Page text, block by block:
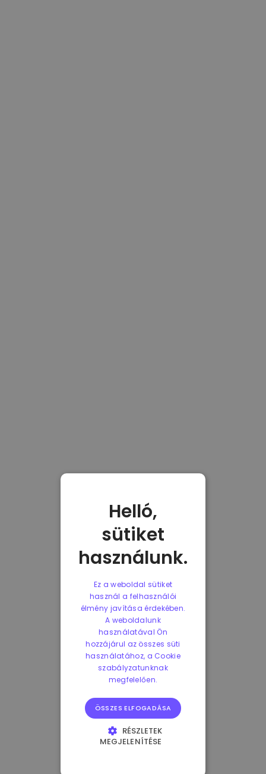
Helló,
sütiket
használunk.
Ez a weboldal sütiket
használ a felhasználói
élmény javítása érdekében.
A weboldalunk
használatával Ön
hozzájárul az összes süti
használatához, a Cookie
szabályzatunknak
megfelelően.
ÖSSZES ELFOGADÁSA
RÉSZLETEK
MEGJELENÍTÉSE